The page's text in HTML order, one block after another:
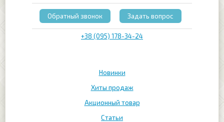
Новинки
Хиты продаж
Акционный товар
Статьи
+38 (095) 178-34-24
Обратный звонок Задать вопрос